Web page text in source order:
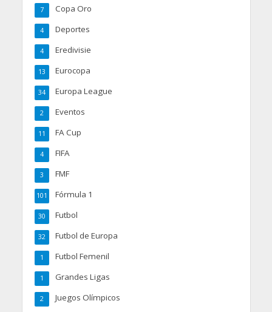
Copa Oro
7
Deportes
4
Eredivisie
4
Eurocopa
13
Europa League
34
Eventos
2
FA Cup
11
FIFA
4
FMF
3
Fórmula 1
101
Futbol
30
Futbol de Europa
32
Futbol Femenil
1
Grandes Ligas
1
Juegos Olímpicos
2